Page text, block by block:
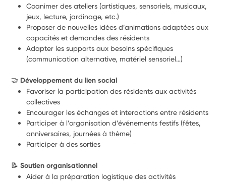
Coanimer des ateliers (artistiques, sensoriels, musicaux,
jeux, lecture, jardinage, etc.)
Proposer de nouvelles idées d’animations adaptées aux
capacités et demandes des résidents
Adapter les supports aux besoins spécifiques
(communication alternative, matériel sensoriel…)
🤝 Développement du lien social
Favoriser la participation des résidents aux activités
collectives
Encourager les échanges et interactions entre résidents
Participer à l’organisation d’événements festifs (fêtes,
anniversaires, journées à thème)
Participer à des sorties
📝 Soutien organisationnel
Aider à la préparation logistique des activités